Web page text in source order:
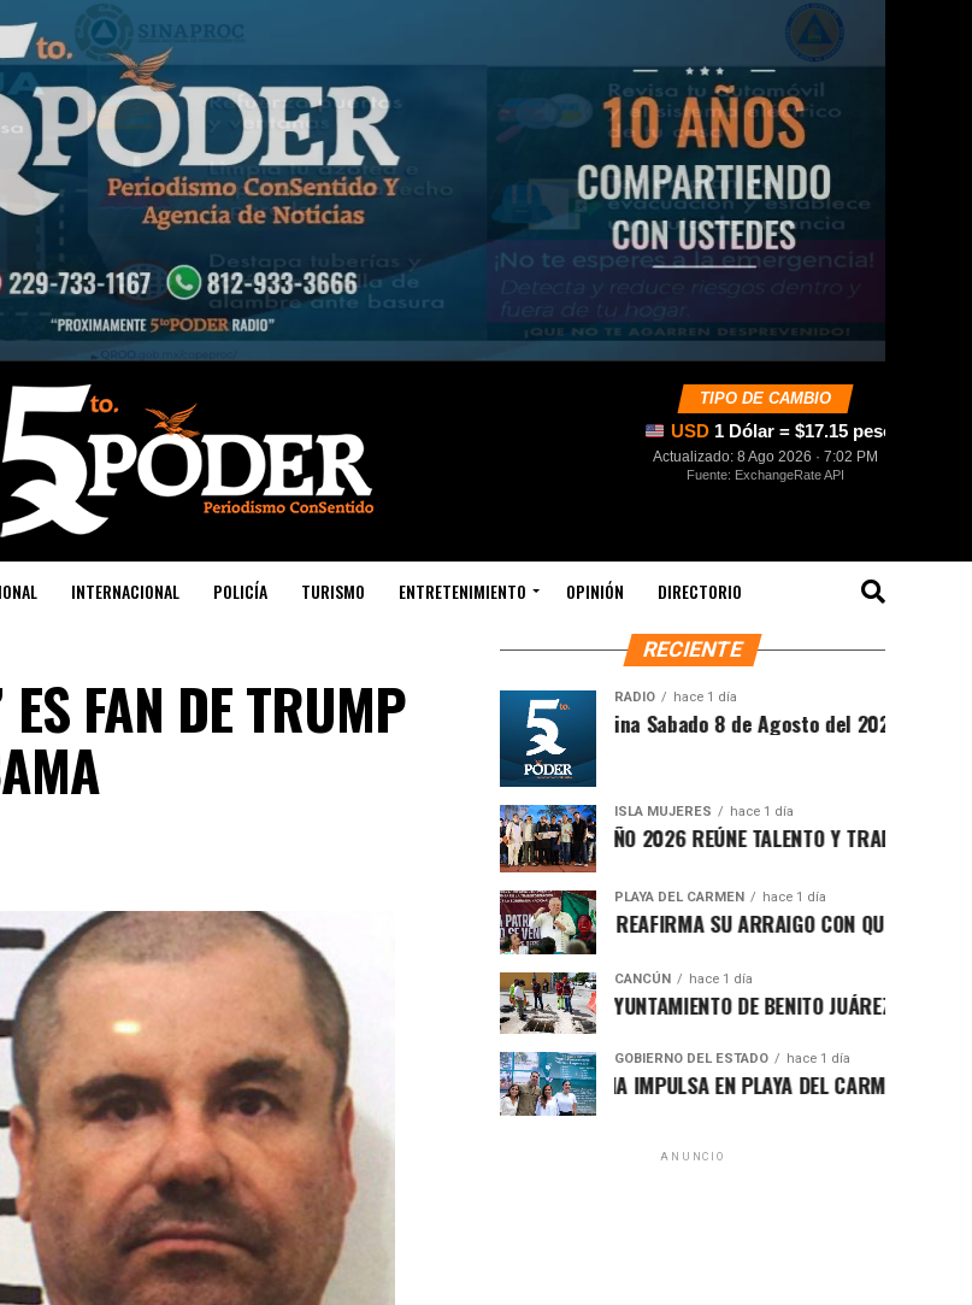
TIPO DE CAMBIO
USD 1 Dólar = $17.15 pesos
Actualizado: 8 Ago 2026 · 7:02 PM
Fuente: ExchangeRate API
INTERNACIONAL POLICÍA TURISMO ENTRETENIMIENTO OPINIÓN DIRECTORIO
FAN DE TRUMP
RECIENTE
RADIO hace 1 día
Síntesis Matutina Sabado 8 de Agosto del 2026
ISLA MUJERES hace 1 día
CEVICHE ISLEÑO 2026 REÚNE TALENTO Y TRADICIÓN EN ISLA
PLAYA DEL CARMEN hace 1 día
RAFA MARÍN REAFIRMA SU ARRAIGO CON QUINTANA ROO Y
CANCÚN hace 1 día
FORTALECE AYUNTAMIENTO DE BENITO JUÁREZ ACCIONES
GOBIERNO DEL ESTADO hace 1 día
MARA LEZAMA IMPULSA EN PLAYA DEL CARMEN EL PRIMER
ANUNCIO